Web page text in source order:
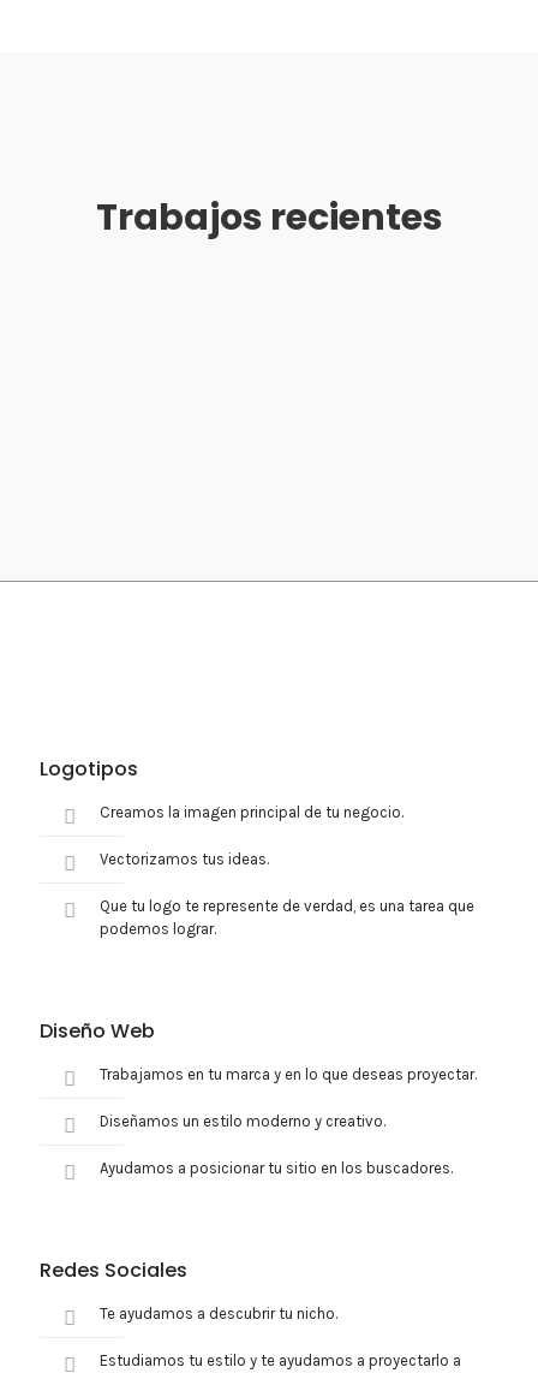
Trabajos recientes
Logotipos
Creamos la imagen principal de tu negocio.
Vectorizamos tus ideas.
Que tu logo te represente de verdad, es una tarea que
podemos lograr.
Diseño Web
Trabajamos en tu marca y en lo que deseas proyectar.
Diseñamos un estilo moderno y creativo.
Ayudamos a posicionar tu sitio en los buscadores.
Redes Sociales
Te ayudamos a descubrir tu nicho.
Estudiamos tu estilo y te ayudamos a proyectarlo a